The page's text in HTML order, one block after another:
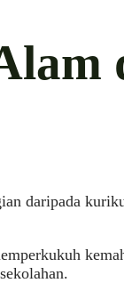
daripada